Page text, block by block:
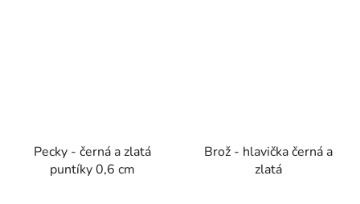
Pecky - černá a zlatá
puntíky 0,6 cm
Brož - hlavička černá a
zlatá